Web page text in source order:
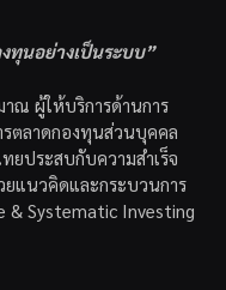
ทุนอย่างเป็นระบบ”
ณ ผู้ให้บริการด้านการ
ตลาดกองทุนส่วนบุคคล
ยประสบกับความสำเร็จ
ยแนวคิดและกระบวนการ
Systematic Investing